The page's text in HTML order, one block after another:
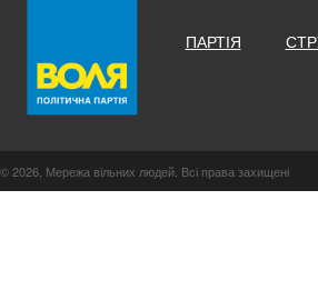
ПАРТІЯ
© 2026, Мережа вільних людей. Всі права захищені